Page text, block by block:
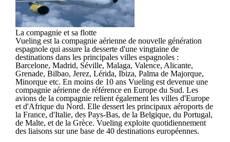
La compagnie et sa flotte
Vueling est la compagnie aérienne de nouvelle génération
espagnole qui assure la desserte d'une vingtaine de
destinations dans les principales villes espagnoles :
Barcelone, Madrid, Séville, Malaga, Valence, Alicante,
Grenade, Bilbao, Jerez, Lérida, Ibiza, Palma de Majorque,
Minorque etc. En moins de 10 ans Vueling est devenue une
compagnie aérienne de référence en Europe du Sud. Les
avions de la compagnie relient également les villes d'Europe
et d'Afrique du Nord. Elle dessert les principaux aéroports de
la France, d'Italie, des Pays-Bas, de la Belgique, du Portugal,
de Malte, et de la Grèce. Vueling exploite quotidiennement
des liaisons sur une base de 40 destinations européennes.